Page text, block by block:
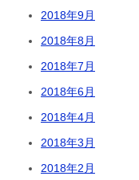
2018年9月
2018年8月
2018年7月
2018年6月
2018年4月
2018年3月
2018年2月